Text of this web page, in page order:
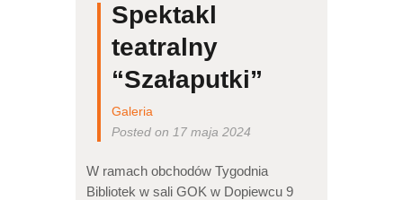
Spektakl
teatralny
“Szałaputki”
Galeria
Posted on 17 maja 2024
W ramach obchodów Tygodnia
Bibliotek w sali GOK w Dopiewcu 9